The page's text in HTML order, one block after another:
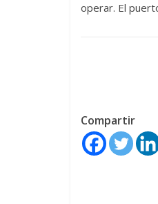
operar. El
Compartir